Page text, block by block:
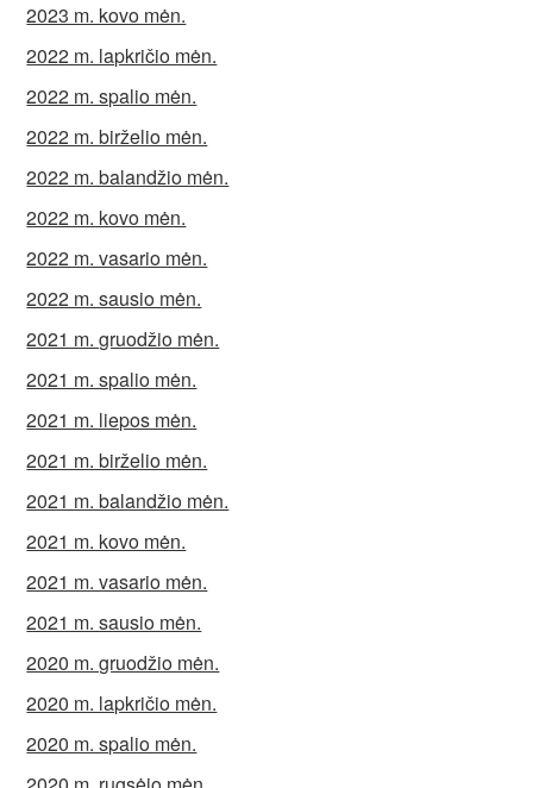
2023 m. kovo mėn.
2022 m. lapkričio mėn.
2022 m. spalio mėn.
2022 m. birželio mėn.
2022 m. balandžio mėn.
2022 m. kovo mėn.
2022 m. vasario mėn.
2022 m. sausio mėn.
2021 m. gruodžio mėn.
2021 m. spalio mėn.
2021 m. liepos mėn.
2021 m. birželio mėn.
2021 m. balandžio mėn.
2021 m. kovo mėn.
2021 m. vasario mėn.
2021 m. sausio mėn.
2020 m. gruodžio mėn.
2020 m. lapkričio mėn.
2020 m. spalio mėn.